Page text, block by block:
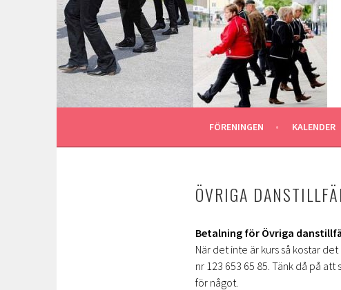
Gå
till
innehåll ASTU STOMPERS
GOTLAND LINEDANCE MEDLEMSSIDA
FÖRENINGEN KALENDER
ÖVRIGA
Betalning för Övriga
När det inte är kurs så kostar
nr 123 653 65 85. Tänk då på
för något.